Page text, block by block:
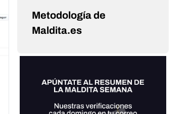
Metodología de
Maldita.es